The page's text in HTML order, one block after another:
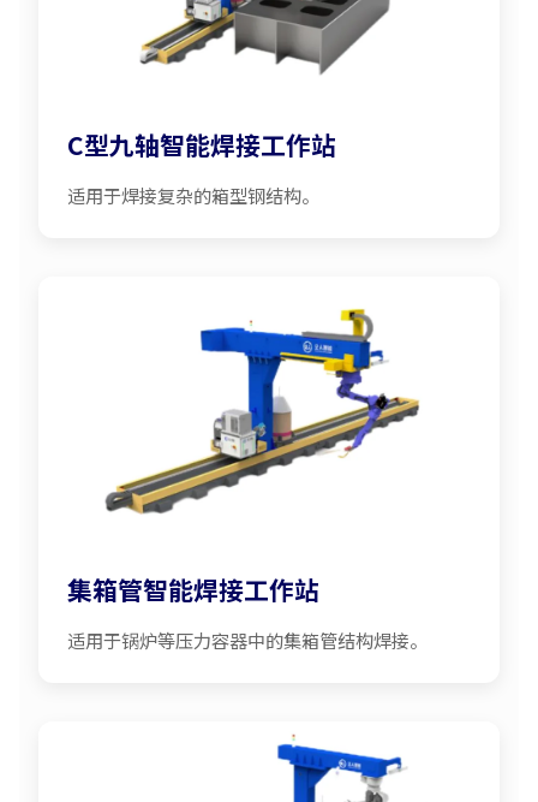
C型九轴智能焊接工作站
适用于焊接复杂的箱型钢结构。
集箱管智能焊接工作站
适用于锅炉等压力容器中的集箱管结构焊接。